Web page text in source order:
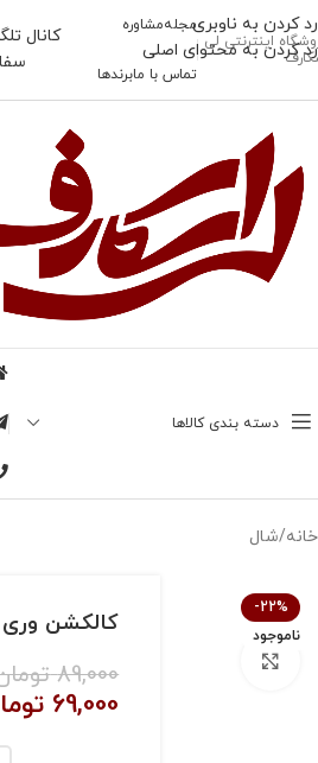
رد کردن به ناوبری
رد کردن به محتوای اصلی
اینترنتی لی
مجلهمشاوره
تماس با مابرندها
کانال
دسته بندی کالاها
خانه/شال
-22%
ناموجود
کالکشن
89,000
69,000